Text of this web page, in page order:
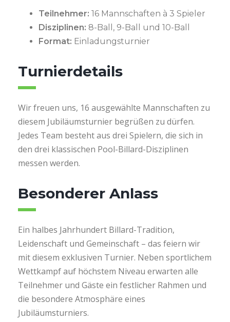
Teilnehmer: 16 Mannschaften à 3 Spieler
Disziplinen: 8-Ball, 9-Ball und 10-Ball
Format: Einladungsturnier
Turnierdetails
Wir freuen uns, 16 ausgewählte Mannschaften zu
diesem Jubiläumsturnier begrüßen zu dürfen.
Jedes Team besteht aus drei Spielern, die sich in
den drei klassischen Pool-Billard-Disziplinen
messen werden.
Besonderer Anlass
Ein halbes Jahrhundert Billard-Tradition,
Leidenschaft und Gemeinschaft – das feiern wir
mit diesem exklusiven Turnier. Neben sportlichem
Wettkampf auf höchstem Niveau erwarten alle
Teilnehmer und Gäste ein festlicher Rahmen und
die besondere Atmosphäre eines
Jubiläumsturniers.